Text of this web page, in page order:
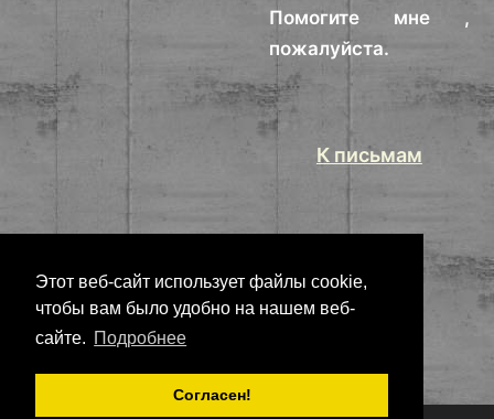
Этот веб-сайт использует файлы cookie,
чтобы вам было удобно на нашем веб-
сайте. Подробнее
Согласен!
Помогите мне ,
пожалуйста.
К письмам